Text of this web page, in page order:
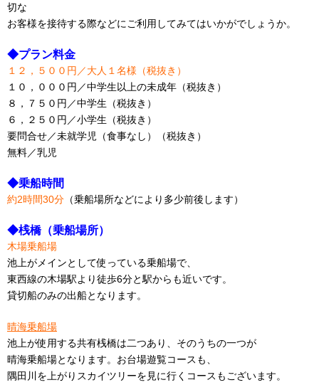
切な
お客様を接待する際などにご利用してみてはいかがでしょうか。
◆プラン料金
１２，５００円／大人１名様（税抜き）
１０，０００円／中学生以上の未成年（税抜き）
８，７５０円／中学生（税抜き）
６，２５０円／小学生（税抜き）
要問合せ／未就学児（食事なし）（税抜き）
無料／乳児
◆乗船時間
約2時間30分 （乗船場所などにより多少前後します）
◆桟橋（乗船場所）
木場乗船場
池上がメインとして使っている乗船場で、
東西線の木場駅より徒歩6分と駅からも近いです。
貸切船のみの出船となります。
晴海乗船場
池上が使用する共有桟橋は二つあり、そのうちの一つが
晴海乗船場となります。お台場遊覧コースも、
隅田川を上がりスカイツリーを見に行くコースもございます。